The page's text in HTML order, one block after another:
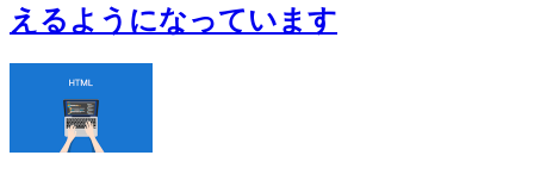
えるようになっています